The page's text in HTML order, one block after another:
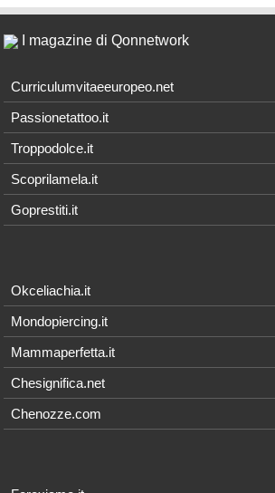
I magazine di Qonnetwork
Curriculumvitaeeuropeo.net
Passionetattoo.it
Troppodolce.it
Scoprilamela.it
Goprestiti.it
Okceliachia.it
Mondopiercing.it
Mammaperfetta.it
Chesignifica.net
Chenozze.com